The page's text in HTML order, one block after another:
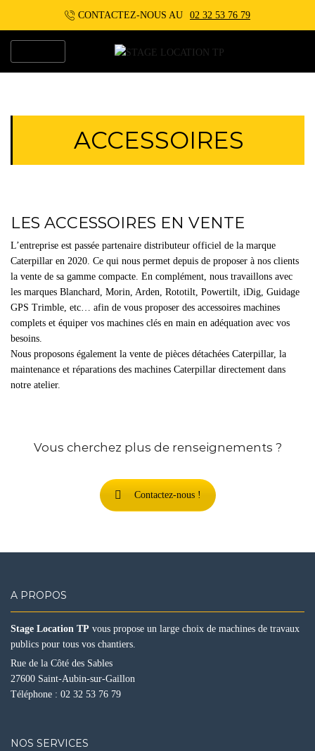
CONTACTEZ-NOUS AU 02 32 53 76 79
ACCESSOIRES
LES ACCESSOIRES EN VENTE
L’entreprise est passée partenaire distributeur officiel de la marque
Caterpillar en 2020. Ce qui nous permet depuis de proposer à nos clients
la vente de sa gamme compacte. En complément, nous travaillons avec
les marques Blanchard, Morin, Arden, Rototilt, Powertilt, iDig, Guidage
GPS Trimble, etc… afin de vous proposer des accessoires machines
complets et équiper vos machines clés en main en adéquation avec vos
besoins.
Nous proposons également la vente de pièces détachées Caterpillar, la
maintenance et réparations des machines Caterpillar directement dans
notre atelier.
Vous cherchez plus de renseignements ?
Contactez-nous !
A PROPOS
Stage Location TP vous propose un large choix de machines de travaux
publics pour tous vos chantiers.
Rue de la Côté des Sables
27600 Saint-Aubin-sur-Gaillon
Téléphone : 02 32 53 76 79
NOS SERVICES